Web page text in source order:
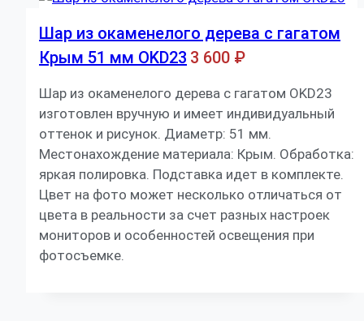
Шар из окаменелого дерева с гагатом
Крым 51 мм OKD23 3 600 ₽
Шар из окаменелого дерева с гагатом OKD23
изготовлен вручную и имеет индивидуальный
оттенок и рисунок. Диаметр: 51 мм.
Местонахождение материала: Крым. Обработка:
яркая полировка. Подставка идет в комплекте.
Цвет на фото может несколько отличаться от
цвета в реальности за счет разных настроек
мониторов и особенностей освещения при
фотосъемке.